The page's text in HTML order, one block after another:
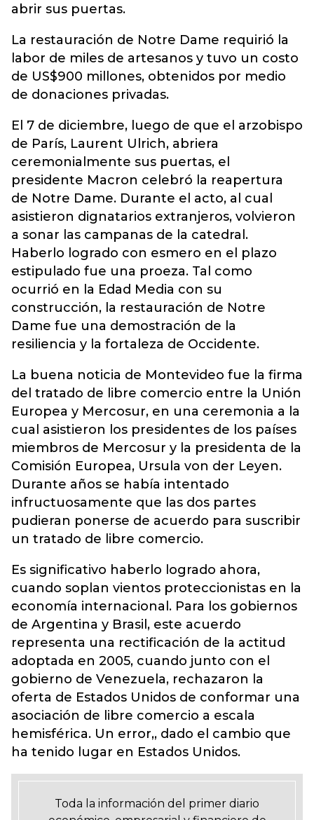
abrir sus puertas.
La restauración de Notre Dame requirió la
labor de miles de artesanos y tuvo un costo
de US$900 millones, obtenidos por medio
de donaciones privadas.
El 7 de diciembre, luego de que el arzobispo
de París, Laurent Ulrich, abriera
ceremonialmente sus puertas, el
presidente Macron celebró la reapertura
de Notre Dame. Durante el acto, al cual
asistieron dignatarios extranjeros, volvieron
a sonar las campanas de la catedral.
Haberlo logrado con esmero en el plazo
estipulado fue una proeza. Tal como
ocurrió en la Edad Media con su
construcción, la restauración de Notre
Dame fue una demostración de la
resiliencia y la fortaleza de Occidente.
La buena noticia de Montevideo fue la firma
del tratado de libre comercio entre la Unión
Europea y Mercosur, en una ceremonia a la
cual asistieron los presidentes de los países
miembros de Mercosur y la presidenta de la
Comisión Europea, Ursula von der Leyen.
Durante años se había intentado
infructuosamente que las dos partes
pudieran ponerse de acuerdo para suscribir
un tratado de libre comercio.
Es significativo haberlo logrado ahora,
cuando soplan vientos proteccionistas en la
economía internacional. Para los gobiernos
de Argentina y Brasil, este acuerdo
representa una rectificación de la actitud
adoptada en 2005, cuando junto con el
gobierno de Venezuela, rechazaron la
oferta de Estados Unidos de conformar una
asociación de libre comercio a escala
hemisférica. Un error,, dado el cambio que
ha tenido lugar en Estados Unidos.
Toda la información del primer diario